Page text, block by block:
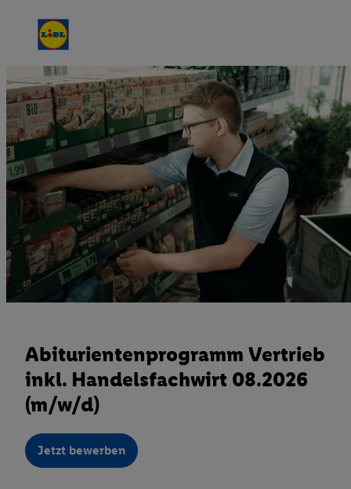
Abiturientenprogramm Vertrieb
inkl. Handelsfachwirt 08.2026
(m/w/d)
Jetzt bewerben